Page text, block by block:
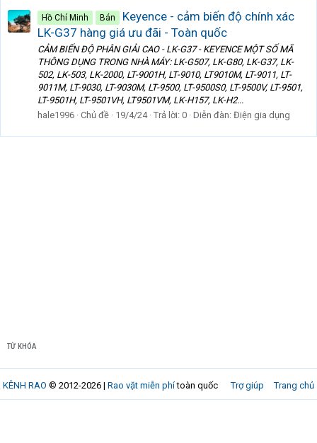
Hồ Chí Minh Bán
Keyence - cảm biến độ chính xác
LK-G37 hàng giá ưu đãi - Toàn quốc
CẢM BIẾN ĐỘ PHÂN GIẢI CAO - LK-G37 - KEYENCE MỘT SỐ MÃ
THÔNG DỤNG TRONG NHÀ MÁY: LK-G507, LK-G80, LK-G37, LK-
502, LK-503, LK-2000, LT-9001H, LT-9010, LT9010M, LT-9011, LT-
9011M, LT-9030, LT-9030M, LT-9500, LT-9500S0, LT-9500V, LT-9501,
LT-9501H, LT-9501VH, LT9501VM, LK-H157, LK-H2...
hale1996 Chủ đề 19/4/24 Trả lời: 0 Diễn đàn: Điện gia dụng
TỪ KHÓA
Trợ giúp Trang chủ
KÊNH RAO © 2012-2026 | Rao vặt miễn phítoàn quốc